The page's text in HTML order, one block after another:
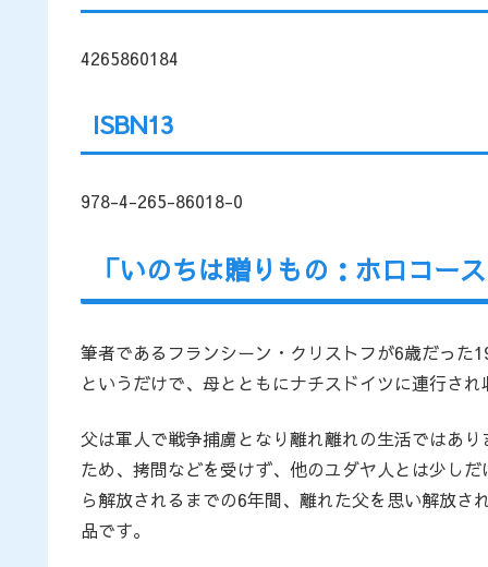
4265860184
ISBN13
978-4-265-86018-0
「いのちは贈りもの：ホロコー
筆者であるフランシーン・クリストフが6歳だった
というだけで、母とともにナチスドイツに連行さ
父は軍人で戦争捕虜となり離れ離れの生活ではあ
ため、拷問などを受けず、他のユダヤ人とは少し
ら解放されるまでの6年間、離れた父を思い解放
品です。